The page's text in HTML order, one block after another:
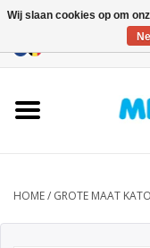
Onze Winkel
HOME/ GROTE MAAT
Wij slaan cookies op om